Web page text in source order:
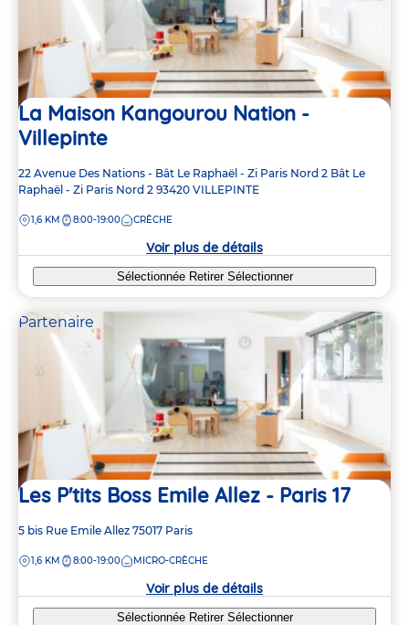
La Maison Kangourou Nation -
Villepinte
Adresse
de
crèche
22 Avenue Des Nations - Bât Le Raphaël - Zi Paris Nord 2 Bât Le
Raphaël - Zi Paris Nord 2 93420 VILLEPINTE
DISTANCE
1,6 KM 8:00-19:00 CRÈCHE
Voir plus de détails
Sélectionnée Retirer Sélectionner
Partenaire
Les P'tits Boss Emile Allez - Paris 17
Adresse
la
5 bis Rue Emile Allez 75017 Paris
DISTANCE
1,6 KM 8:00-19:00 MICRO-CRÈCHE
Voir plus de détails
Sélectionnée Retirer Sélectionner